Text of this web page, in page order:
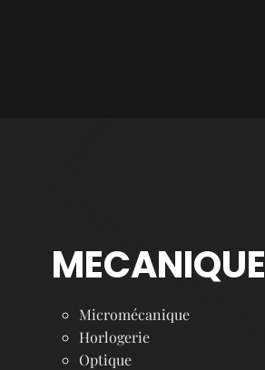
MECANIQUE
Micromécanique
Horlogerie
Optique